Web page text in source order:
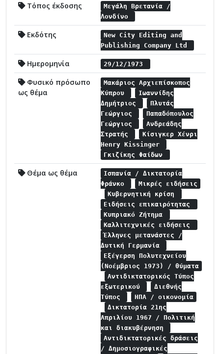
Τόπος έκδοσης
Μεγάλη Βρετανία /
Λονδίνο
Εκδότης
New City Editing and
Publishing Company Ltd
Ημερομηνία 29/12/1973
Φυσικό πρόσωπο
ως θέμα
Μακάριος Αρχιεπίσκοπος
Κύπρου
Ιωαννίδης
Δημήτριος
Πλυτάς
Γεώργιος
Παπαδόπουλος
Γεώργιος
Ανδρεάδης
Στρατής
Κίσιγκερ Χένρι
Henry Kissinger
Γκιζίκης Φαίδων
Θέμα ως θέμα
Ισπανία / Δικτατορία
Φράνκο
Μικρές ειδήσεις
Κυβερνητική κρίση
Ειδήσεις επικαιρότητας
Κυπριακό Ζήτημα
Καλλιτεχνικές ειδήσεις
Έλληνες μετανάστες /
Δυτική Γερμανία
Εξέγερση Πολυτεχνείου
(Νοέμβριος 1973) / θύματα
Αντιδικτατορικός Τύπος
εξωτερικού
Διεθνής
Τύπος
ΗΠΑ / οικονομία
Δικτατορία 21ης
Απριλίου 1967 / Πολιτική
και διακυβέρνηση
Αντιδικτατορικές δράσεις
/ Δημοσιογραφικές